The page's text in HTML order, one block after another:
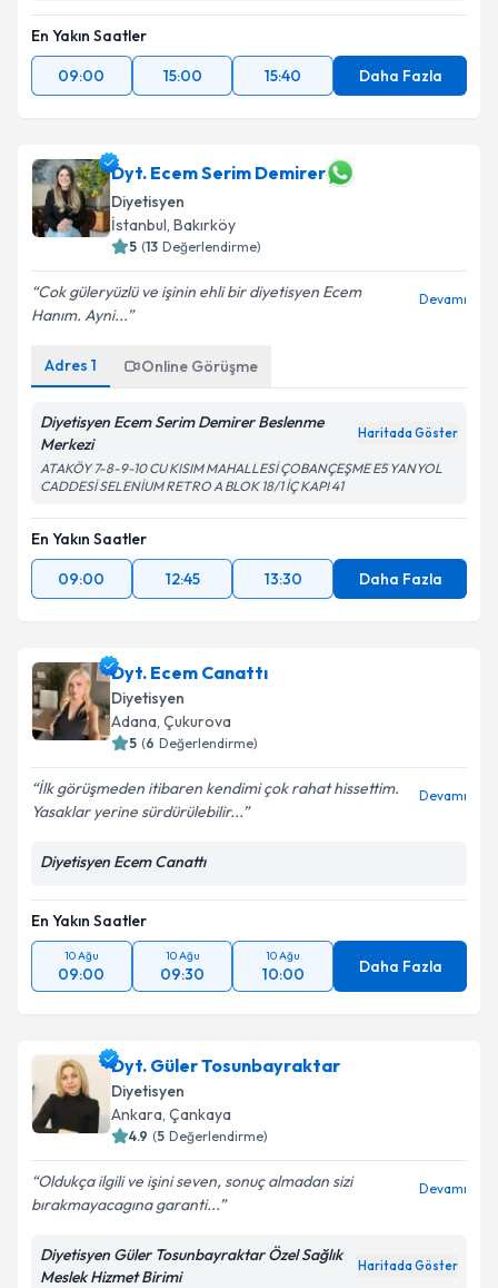
En Yakın Saatler
09:00
15:00 15:40 Daha Fazla
Dyt. Ecem Serim Demirer
Diyetisyen
İstanbul, Bakırköy
5 (13 Değerlendirme)
Cok güleryüzlü ve işinin ehli bir diyetisyen Ecem
Hanım. Ayni...
Devamı
Adres 1 Online Görüşme
Diyetisyen Ecem Serim Demirer Beslenme
Merkezi
Haritada Göster
ATAKÖY 7-8-9-10 CU KISIM MAHALLESİ ÇOBANÇEŞME E5 YANYOL
CADDESİ SELENİUM RETRO A BLOK 18/1 İÇ KAPI 41
En Yakın Saatler
09:00
12:45 13:30 Daha Fazla
Dyt. Ecem Canattı
Diyetisyen
Adana, Çukurova
5 (6 Değerlendirme)
İlk görüşmeden itibaren kendimi çok rahat hissettim.
Yasaklar yerine sürdürülebilir...
Devamı
Diyetisyen Ecem Canattı
En Yakın Saatler
10 Ağu
09:00
10 Ağu
09:30
10 Ağu
10:00 Daha Fazla
Dyt. Güler Tosunbayraktar
Diyetisyen
Ankara, Çankaya
4.9 (5 Değerlendirme)
Oldukça ilgili ve işini seven, sonuç almadan sizi
bırakmayacagına garanti...
Devamı
Diyetisyen Güler Tosunbayraktar Özel Sağlık
Meslek Hizmet Birimi
Haritada Göster